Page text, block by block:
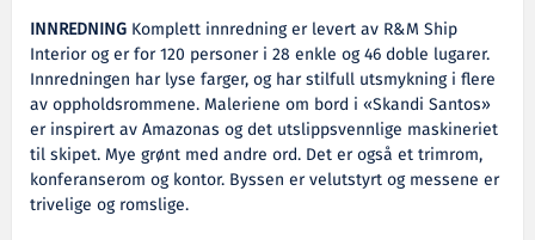
INNREDNING Komplett innredning er levert av R&M Ship
Interior og er for 120 personer i 28 enkle og 46 doble lugarer.
Innredningen har lyse farger, og har stilfull utsmykning i flere
av oppholdsrommene. Maleriene om bord i «Skandi Santos»
er inspirert av Amazonas og det utslippsvennlige maskineriet
til skipet. Mye grønt med andre ord. Det er også et trimrom,
konferanserom og kontor. Byssen er velutstyrt og messene er
trivelige og romslige.